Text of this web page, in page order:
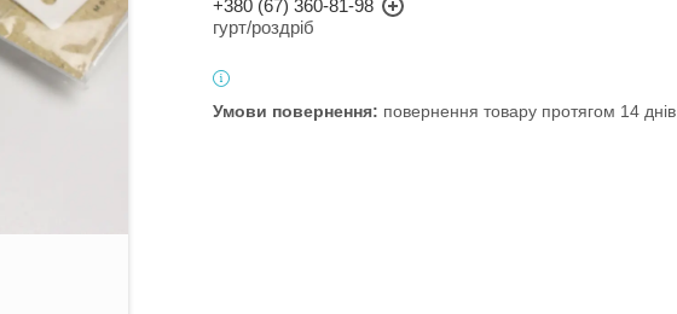
+380 (67) 360-81-98
гурт/роздріб
повернення товару протягом 14 днів